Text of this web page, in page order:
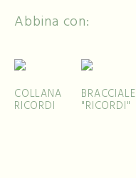
Abbina con:
COLLANA
RICORDI
BRACCIALE
"RICORDI"